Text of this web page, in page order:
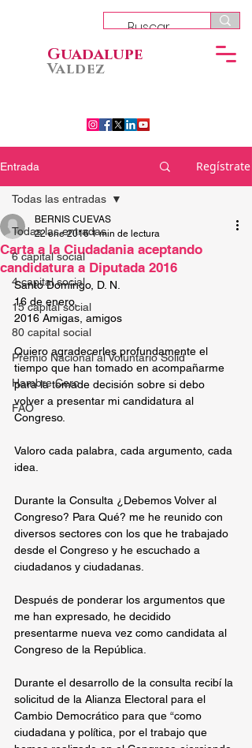
Guadalupe
Valdez
Entrada Regístrate
Todas las entradas
6 capital social
4 capital social
15 capital social
80 capital social
Premio Nacional al Voluntario Solid
Hambre Cero
FAO
Todas las entradas
Carta a la Ciudadania aceptando
candidatura a Diputada 2016
BERNIS CUEVAS
22 ene 2016 1 min de lectura
Santo Domingo, D. N.
16 de enero,
2016 Amigas, amigos
Quiero agradecerles profundamente el
tiempo que han tomado en acompañarme
para la tomade decisión sobre si debo
volver a presentar mi candidatura al
Congreso.
Valoro cada palabra, cada argumento, cada
idea.
Durante la Consulta ¿Debemos Volver al
Congreso? Para Qué? me he reunido con
diversos sectores con los que he trabajado
desde el Congreso y he escuchado a
ciudadanos y ciudadanas.
Después de ponderar los argumentos que
me han expresado, he decidido
presentarme nueva vez como candidata al
Congreso de la República.
Durante el desarrollo de la consulta recibí la
solicitud de la Alianza Electoral para el
Cambio Democrático para que “como
ciudadana y política, por el trabajo que